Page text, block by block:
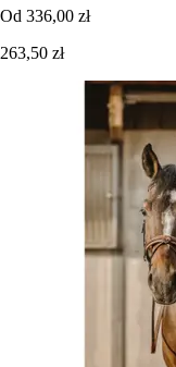
Od 336,00 zł
263,50 zł